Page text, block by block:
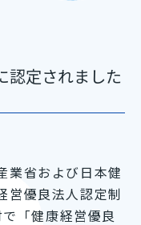
認定されました
業省および日本健
営優良法人認定制
「健康経営優良